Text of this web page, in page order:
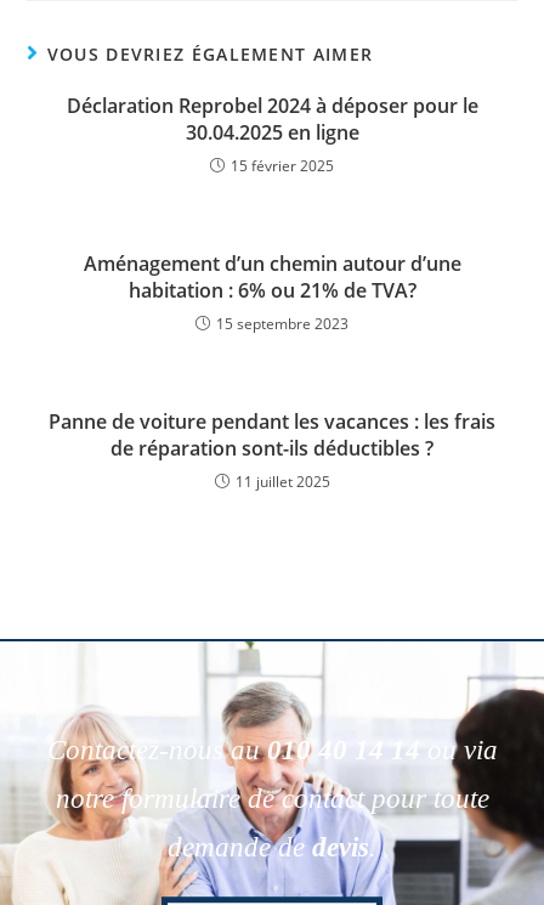
VOUS DEVRIEZ ÉGALEMENT AIMER
Déclaration Reprobel 2024 à déposer pour le
30.04.2025 en ligne
15 février 2025
Aménagement d’un chemin autour d’une
habitation : 6% ou 21% de TVA?
15 septembre 2023
Panne de voiture pendant les vacances : les frais
de réparation sont-ils déductibles ?
11 juillet 2025
Contactez-nous au010 40 14 14
ou via
notre formulaire de contact pour toute
demande de devis.